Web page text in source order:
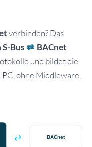
verbinden? Das
S-Bus ⇄ BACnet
und bildet die
ohne Middleware,
⇄ BACnet